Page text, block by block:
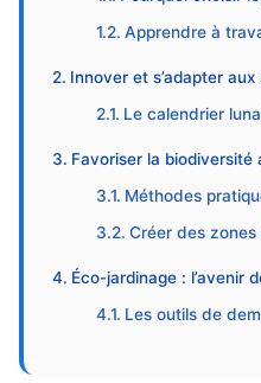
Apprendre à
Innover et s’adapter aux
Le calendrier
Favoriser la biodiversité
Méthodes
Créer des
Éco-jardinage : l’avenir
Les outils de